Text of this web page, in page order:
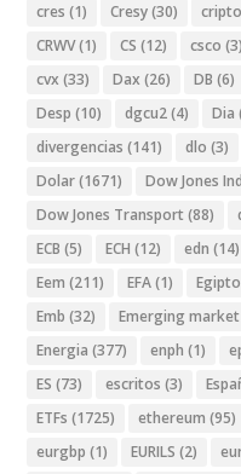
cres (1) Cresy(30)
CRWV(1) CS (12) csco (3)
cvx (33) Dax (26) DB (6)
Desp (10) dgcu2(4) Dia
divergencias (141) dlo (3)
Dolar(1671) Dow Jones
Dow Jones Transport (88)
ECB (5) ECH (12) edn (14)
Eem (211) EFA(1) Egipto
Emb (32) Emerging market
Energia (377) enph (1)
ES (73) escritos (3)
ETFs (1725) ethereum (95)
eurgbp (1) EURILS (2)